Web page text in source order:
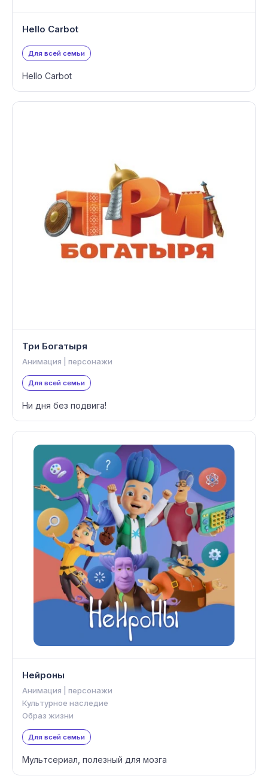
Hello Carbot
Для всей семьи
Hello Carbot
Три Богатыря
Анимация | персонажи
Для всей семьи
Ни дня без подвига!
Нейроны
Анимация | персонажи
Культурное наследие
Образ жизни
Для всей семьи
Мультсериал, полезный для мозга